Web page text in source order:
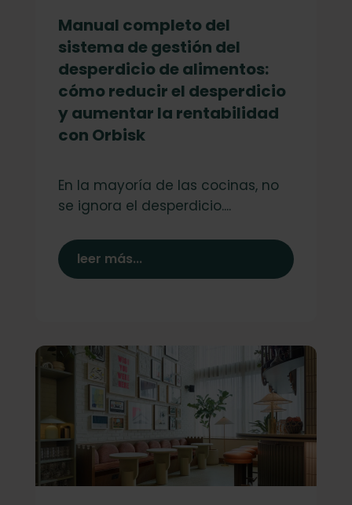
Manual completo del
sistema de gestión del
desperdicio de alimentos:
cómo reducir el desperdicio
y aumentar la rentabilidad
con Orbisk
En la mayoría de las cocinas, no
se ignora el desperdicio....
leer más...